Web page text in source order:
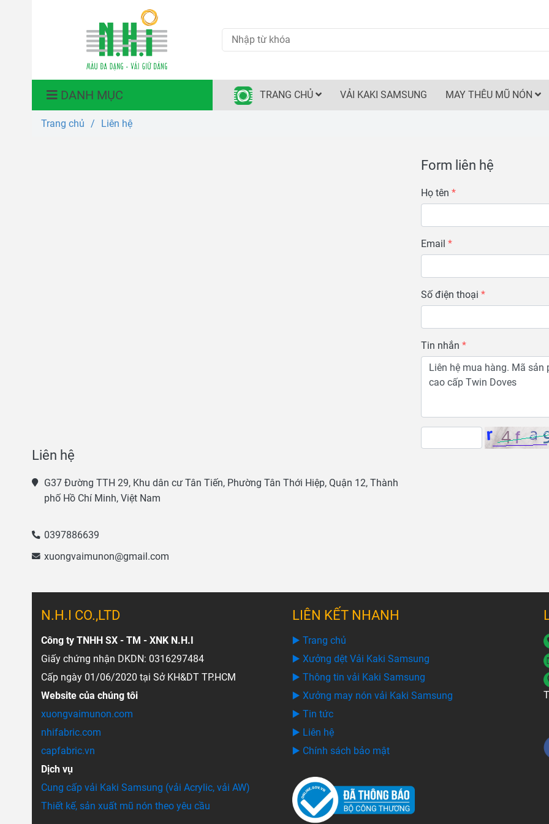
DANH MỤC TRANG CHỦ VẢI KAKI SAMSUNG MAY THÊU MŨ NÓN
Trang chủ / Liên hệ
Liên hệ
G37 Đường TTH 29, Khu dân cư Tân Tiến, Phường Tân Thới Hiệp, Quận 12, Thành
phố Hồ Chí Minh, Việt Nam
0397886639
xuongvaimunon@gmail.com
Form liên hệ
Họ tên
Email
Số điện thoại
Tin nhắn
N.H.I CO.,LTD
Công ty TNHH SX - TM - XNK N.H.I
Giấy chứng nhận DKDN: 0316297484
Cấp ngày 01/06/2020 tại Sở KH&DT TP.HCM
Website của chúng tôi
xuongvaimunon.com
nhifabric.com
capfabric.vn
Dịch vụ
Cung cấp vải Kaki Samsung (vải Acrylic, vải AW)
Thiết kế, sản xuất mũ nón theo yêu cầu
LIÊN KẾT NHANH
▶️ Trang chủ
▶️ Xưởng dệt Vải Kaki Samsung
▶️ Thông tin vải Kaki Samsung
▶️ Xưởng may nón vải Kaki Samsung
▶️ Tin tức
▶️ Liên hệ
▶️ Chính sách bảo mật